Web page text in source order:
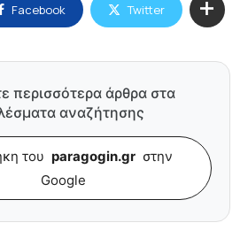
Facebook Twitter
περισσότερα άρθρα στα
αναζήτησης
του paragogin.gr στην
Google